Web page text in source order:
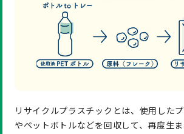
リサイクルプラスチックとは、使用した
やペットボトルなどを回収して、再度生